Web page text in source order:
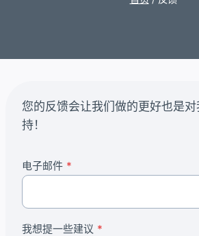
您的反馈会让我们做的更好也是
持！
电子邮件 *
我想提一些建议 *